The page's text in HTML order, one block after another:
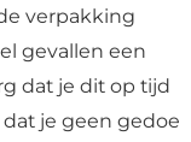
verpakking
gevallen een
dat je dit op tijd
je geen gedoe